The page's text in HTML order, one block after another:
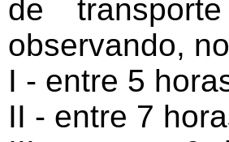
de
observando,
I - entre 5
II - entre 7